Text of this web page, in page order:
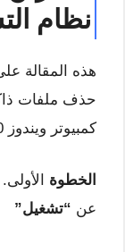
نظام
هذه المقالة
حذف ملفات
كمبيوتر ويندوز 10. دعنا نتحقق.
الخطوة
عن “تشغيل”